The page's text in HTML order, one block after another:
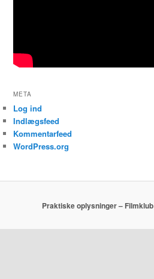
META
Log ind
Indlægsfeed
Kommentarfeed
WordPress.org
Praktiske oplysninger – Filmklub